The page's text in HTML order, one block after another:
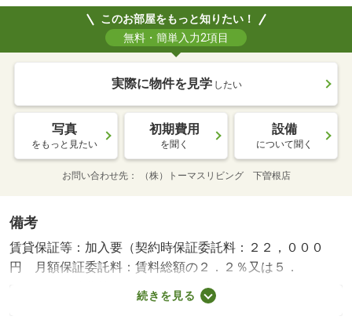
このお部屋をもっと知りたい！
無料・簡単入力2項目
実際に物件を見学 したい
写真
をもっと見たい
初期費用
を聞く
設備
について聞く
お問い合わせ先 （株）トーマスリビング 下曽根店
備考
賃貸保証等：加入要（契約時保証委託料：２２，０００
円 月額保証委託料：賃料総額の２．２％又は５．
５％）・維持費等：ｒｕｕｍサポート費用１，９８０円／
月・ＪＲ石田駅まで５５０Ｍ☆インターネト無料やシャン
続きを見る